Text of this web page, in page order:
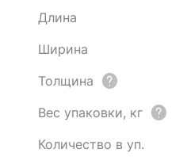
Длина
Ширина
Толщина
Вес упаковки, кг
Количество в уп.